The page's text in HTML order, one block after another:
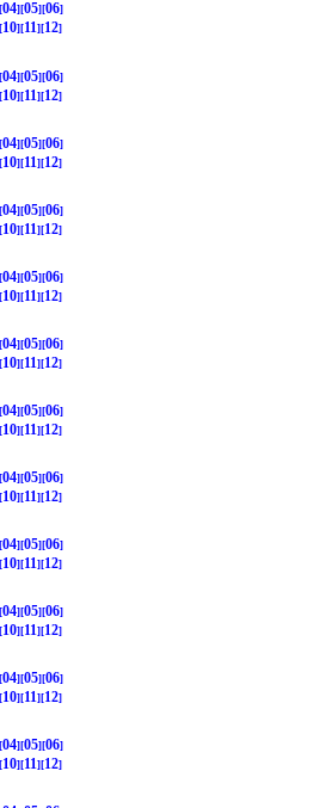
04 05 06
10 11 12
04 05 06
10 11
12
04 05 06
10 11
12
04 05 06
10 11
12
04 05 06
10 11
12
04 05 06
10 11
12
04 05 06
10 11
12
04 05 06
10 11
12
04 05 06
10 11
12
04 05 06
10 11
12
04 05 06
10 11
12
04 05 06
10 11
12